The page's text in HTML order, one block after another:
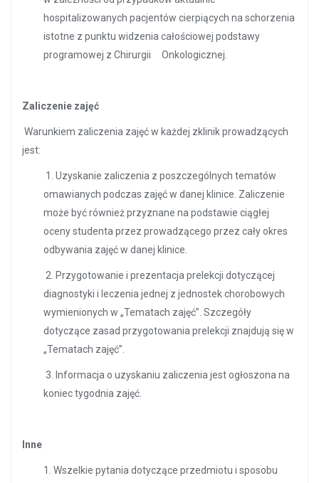
hospitalizowanych pacjentów cierpiących na schorzenia
istotne z punktu widzenia całościowej podstawy
programowej z Chirurgii Onkologicznej.
Zaliczenie zajęć
Warunkiem zaliczenia zajęć w każdej zklinik prowadzących
jest:
1. Uzyskanie zaliczenia z poszczególnych tematów
omawianych podczas zajęć w danej klinice. Zaliczenie
może być również przyznane na podstawie ciągłej
oceny studenta przez prowadzącego przez cały okres
odbywania zajęć w danej klinice.
2. Przygotowanie i prezentacja prelekcji dotyczącej
diagnostyki i leczenia jednej z jednostek chorobowych
wymienionych w „Tematach zajęć”. Szczegóły
dotyczące zasad przygotowania prelekcji znajdują się w
„Tematach zajęć”.
3. Informacja o uzyskaniu zaliczenia jest ogłoszona na
koniec tygodnia zajęć.
Inne
1. Wszelkie pytania dotyczące przedmiotu i sposobu